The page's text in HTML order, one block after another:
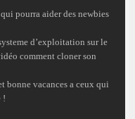
pourra aider des newbies
d’exploitation sur le
comment cloner son
bonne vacances a ceux qui
!